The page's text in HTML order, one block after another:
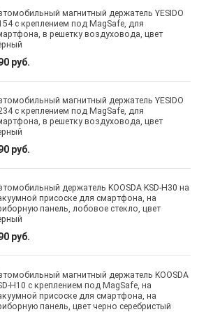
магнитный держатель YESIDO
с креплением под MagSafe, для
в решетку воздуховода, цвет
руб.
магнитный держатель YESIDO
с креплением под MagSafe, для
в решетку воздуховода, цвет
руб.
держатель KOOSDA KSD-H30 на
присоске для смартфона, на
панель, лобовое стекло, цвет
руб.
магнитный держатель KOOSDA
H10 с креплением под MagSafe, на
присоске для смартфона, на
панель, цвет черно серебристый